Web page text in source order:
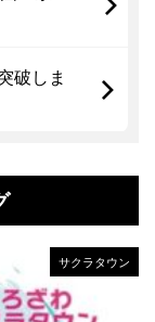
破しま
サクラタウン